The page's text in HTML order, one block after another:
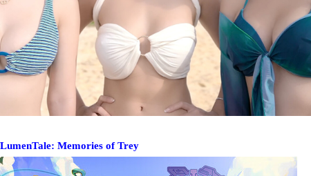
Memories of Trey